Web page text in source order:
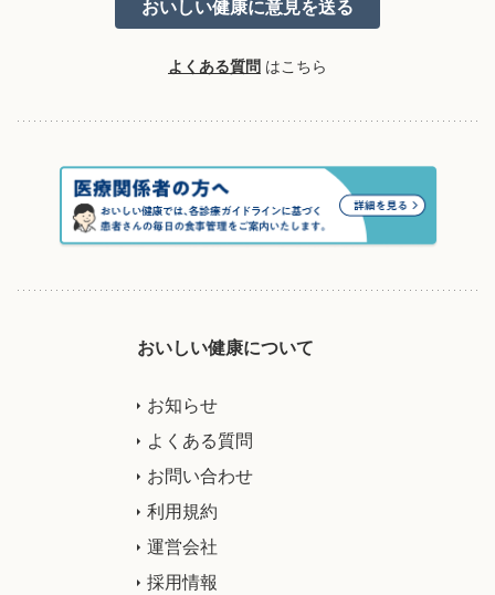
よくある質問 はこちら
おいしい健康について
お知らせ
よくある質問
お問い合わせ
利用規約
運営会社
採用情報